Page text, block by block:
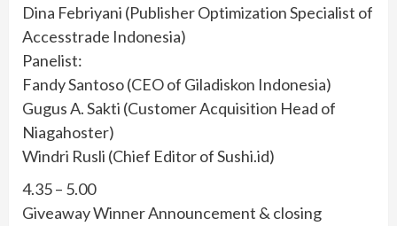
Dina Febriyani (Publisher Optimization Specialist of
Accesstrade Indonesia)
Panelist:
Fandy Santoso (CEO of Giladiskon Indonesia)
Gugus A. Sakti (Customer Acquisition Head of
Niagahoster)
Windri Rusli (Chief Editor of Sushi.id)
4.35 – 5.00
Giveaway Winner Announcement & closing